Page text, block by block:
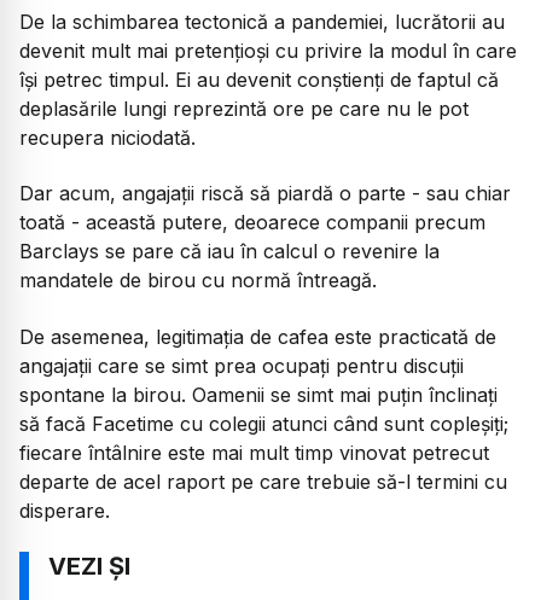
De la schimbarea tectonică a pandemiei, lucrătorii au
devenit mult mai pretențioși cu privire la modul în care
își petrec timpul. Ei au devenit conștienți de faptul că
deplasările lungi reprezintă ore pe care nu le pot
recupera niciodată.
Dar acum, angajații riscă să piardă o parte - sau chiar
toată - această putere, deoarece companii precum
Barclays se pare că iau în calcul o revenire la
mandatele de birou cu normă întreagă.
De asemenea, legitimația de cafea este practicată de
angajații care se simt prea ocupați pentru discuții
spontane la birou. Oamenii se simt mai puțin înclinați
să facă Facetime cu colegii atunci când sunt copleșiți;
fiecare întâlnire este mai mult timp vinovat petrecut
departe de acel raport pe care trebuie să-l termini cu
disperare.